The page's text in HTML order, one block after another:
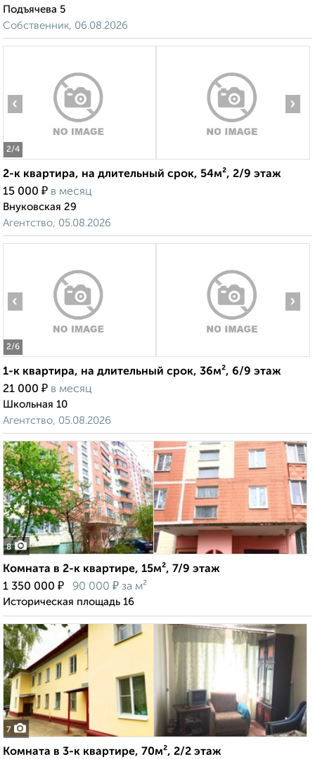
Подъячева 5
Собственник, 06.08.2026
2/4
‹ ›
2-к квартира, на длительный срок, 54м², 2/9 этаж
15 000 ₽ в месяц
Внуковская 29
Агентство, 05.08.2026
2/6
‹ ›
1-к квартира, на длительный срок, 36м², 6/9 этаж
21 000 ₽ в месяц
Школьная 10
Агентство, 05.08.2026
8
Комната в 2-к квартире, 15м², 7/9 этаж
1 350 000 ₽ 90 000 ₽ за м²
Историческая площадь 16
7
Комната в 3-к квартире, 70м², 2/2 этаж